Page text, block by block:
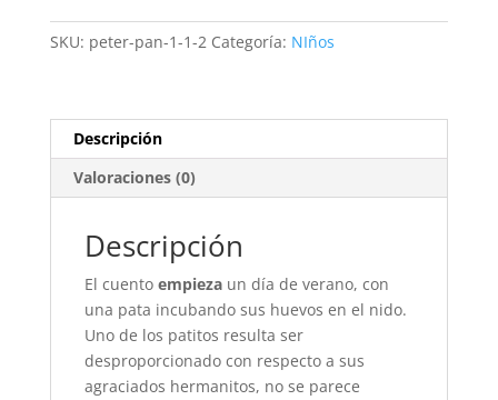
SKU: peter-pan-1-1-2 Categoría: NIños
Descripción
Valoraciones (0)
Descripción
El cuento empiezaun día de verano, con
una pata incubando sus huevos en el nido.
Uno de los patitos resulta ser
desproporcionado con respecto a sus
agraciados hermanitos, no se parece